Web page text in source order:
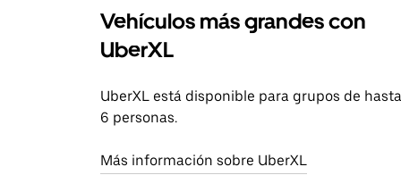
Vehículos más grandes con
UberXL
UberXL está disponible para grupos de hasta
6 personas.
Más información sobre UberXL